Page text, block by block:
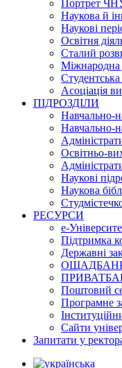
Портрет
Наукова й
Наукові
Освітня
Сталий
Міжнародна
Студентська
Асоціація
ПІДРОЗДІЛИ
Навчально-
Навчально-
Освітньо-
Наукові
Наукова
РЕСУРСИ
е-
Підтримка
Державні
ОЩАДБАНК
Поштовий
Програмне
Сайти
Запитати у